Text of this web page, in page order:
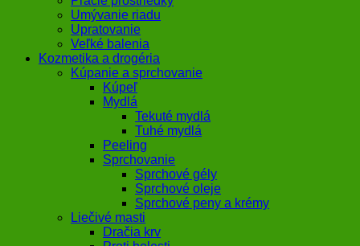
Umývanie riadu
Upratovanie
Veľké balenia
Kozmetika a drogéria
Kúpanie a sprchovanie
Kúpeľ
Mydlá
Tekuté mydlá
Tuhé mydlá
Peeling
Sprchovanie
Sprchové gély
Sprchové oleje
Sprchové peny a krémy
Liečivé masti
Dračia krv